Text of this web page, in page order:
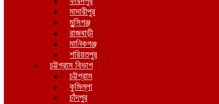
মাদারীপুর
মুন্সিগঞ্জ
রাজবাড়ী
মানিকগঞ্জ
শরিয়তপুর
চট্টগ্রাম বিভাগ
চট্টগ্রাম
কুমিল্লা
চাঁদপুর